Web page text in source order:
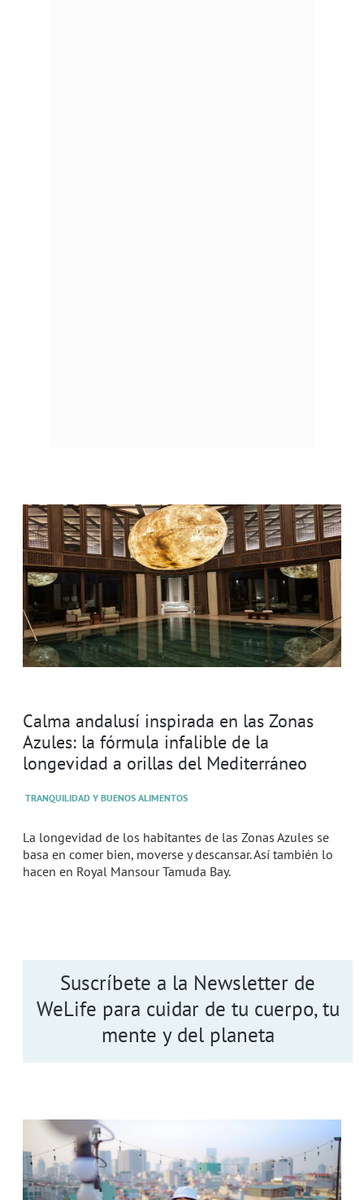
Calma andalusí inspirada en las Zonas
Azules: la fórmula infalible de la
longevidad a orillas del Mediterráneo
TRANQUILIDAD Y BUENOS ALIMENTOS
La longevidad de los habitantes de las Zonas Azules se
basa en comer bien, moverse y descansar. Así también lo
hacen en Royal Mansour Tamuda Bay.
Suscríbete a la Newsletter de
WeLife para cuidar de tu cuerpo, tu
mente y del planeta